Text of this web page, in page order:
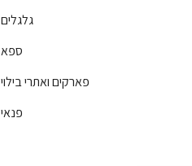
גלגלים
ספא
פארקים ואתרי בילוי
פנאי